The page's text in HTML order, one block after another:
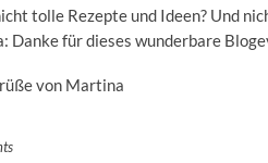
tolle Rezepte und Ideen? Und
Danke für dieses wunderbare
von Martina